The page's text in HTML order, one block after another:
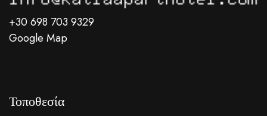
+30 698 703 9329
Google Map
Τοποθεσία